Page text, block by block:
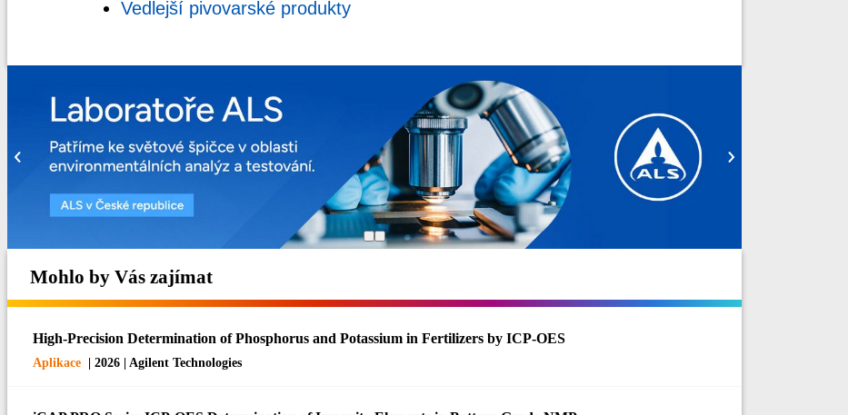
Vedlejší pivovarské produkty
Mohlo by Vás zajímat
High-Precision Determination of Phosphorus and Potassium in Fertilizers by ICP-OES
Aplikace | 2026 | Agilent Technologies